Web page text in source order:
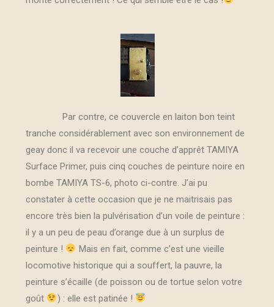
Par contre, ce couvercle en laiton bon teint
tranche considérablement avec son environnement de
geay donc il va recevoir une couche d’apprêt TAMIYA
Surface Primer, puis cinq couches de peinture noire en
bombe TAMIYA TS-6, photo ci-contre. J’ai pu
constater à cette occasion que je ne maitrisais pas
encore très bien la pulvérisation d’un voile de peinture :
il y a un peu de peau d’orange due à un surplus de
peinture !
Mais en fait, comme c’est une vieille
locomotive historique qui a souffert, la pauvre, la
peinture s’écaille (de poisson ou de tortue selon votre
goût
) : elle est patinée !